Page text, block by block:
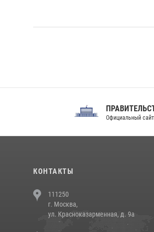
ПРАВИТЕЛЬСТВО РФ
Официальный сайт
КОНТАКТЫ
111250
г. Москва,
ул. Красноказарменная, д. 9а